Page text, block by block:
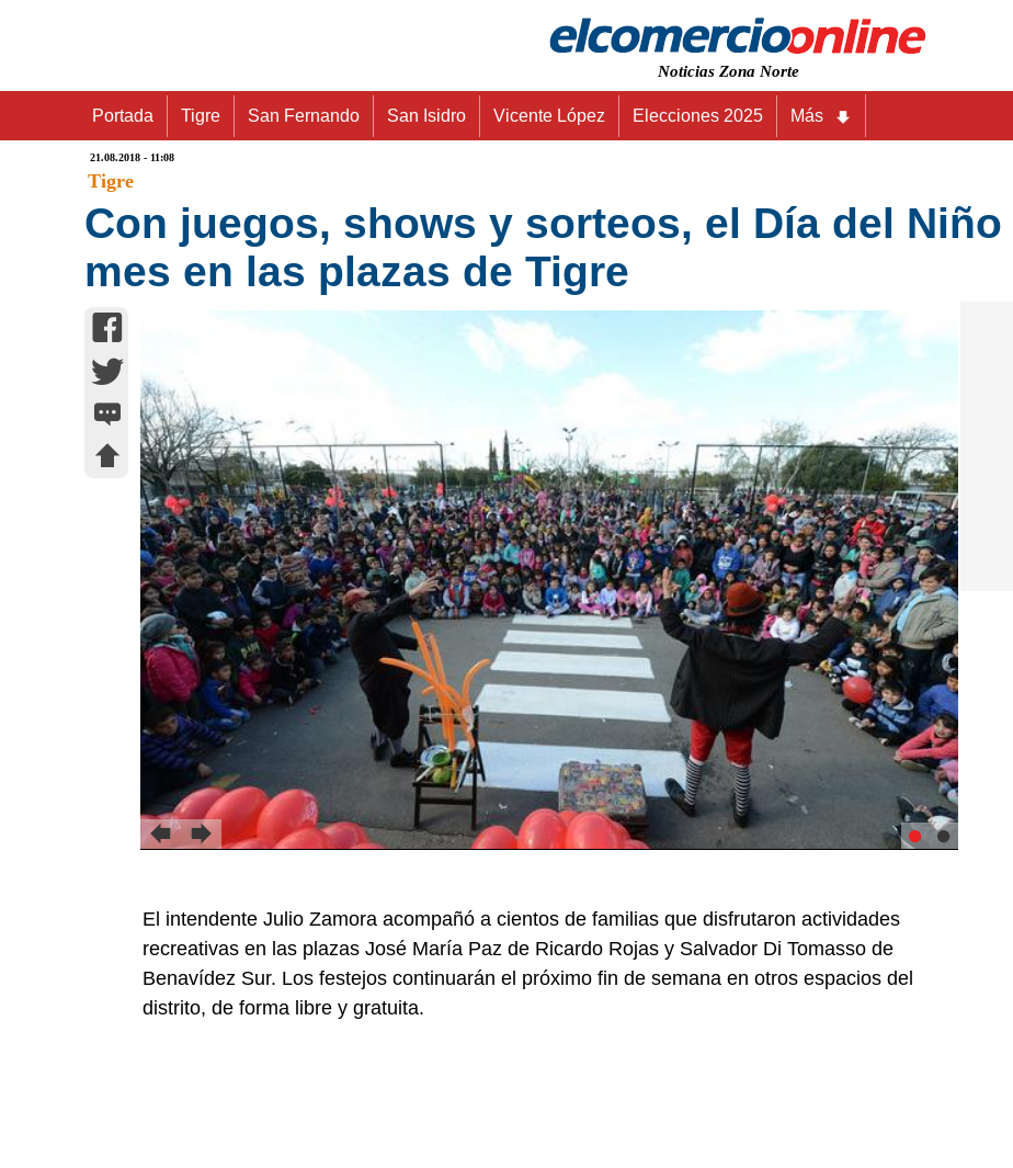
Noticias Zona Norte
Portada Tigre San Fernando San Isidro Vicente López Elecciones 2025 Más
21.08.2018 - 11:08
Tigre
Con juegos, shows y sorteos, el Día del
mes en las plazas de Tigre
El intendente Julio Zamora acompañó a cientos de familias que disfrutaron actividades
recreativas en las plazas José María Paz de Ricardo Rojas y Salvador Di Tomasso de
Benavídez Sur. Los festejos continuarán el próximo fin de semana en otros espacios del
distrito, de forma libre y gratuita.